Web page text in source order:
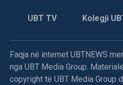
UBT TV Kolegji
Faqja në internet UBTNEWS
nga UBT Media Group.
copyright të UBT Media Group